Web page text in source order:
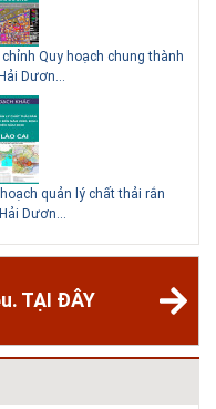
Quy hoạch chung thành
Dươn...
quản lý chất thải rắn
Dươn...
TẠI ĐÂY